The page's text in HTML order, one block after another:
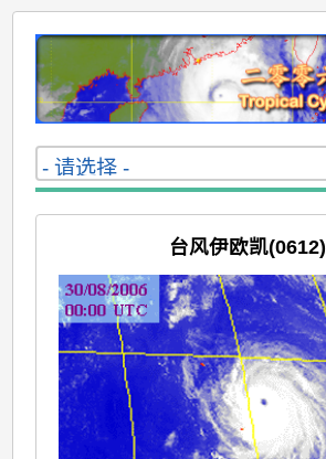
台风伊欧凯(0612)